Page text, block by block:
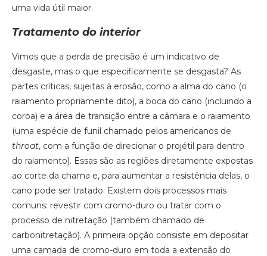
uma vida útil maior.
Tratamento do interior
Vimos que a perda de precisão é um indicativo de
desgaste, mas o que especificamente se desgasta? As
partes críticas, sujeitas à erosão, como a alma do cano (o
raiamento propriamente dito), a boca do cano (incluindo a
coroa) e a área de transição entre a câmara e o raiamento
(uma espécie de funil chamado pelos americanos de
throat, com a função de direcionar o projétil para dentro
do raiamento). Essas são as regiões diretamente expostas
ao corte da chama e, para aumentar a resistência delas, o
cano pode ser tratado. Existem dois processos mais
comuns: revestir com cromo-duro ou tratar com o
processo de nitretação (também chamado de
carbonitretação). A primeira opção consiste em depositar
uma camada de cromo-duro em toda a extensão do